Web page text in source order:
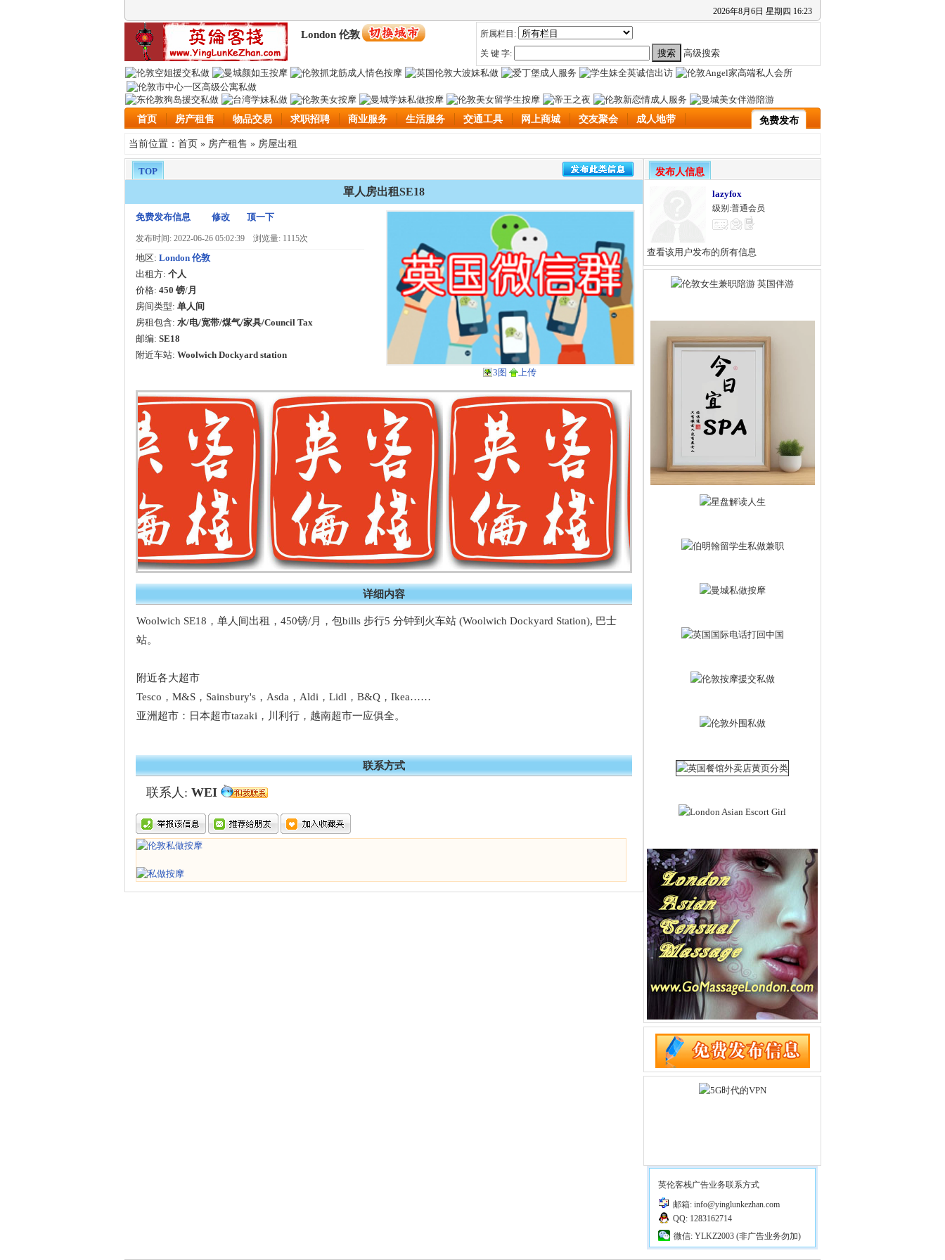
2026年8月 6日 星期四 16:23
London 伦敦
所属栏目:
关 键 字:
高级搜索
首页 房产租售 物品交易 求职招聘 商业服务 生活服务 交通工具 网上商城 交友聚会 成人地带 免费发布
当前位置： 首页 » 房产租售 » 房屋出租
TOP
單人房出租SE18
免费发布信息 修改 顶一下
发布时间: 2022-06-26 05:02:39 浏览量: 1115次
地区: London 伦敦
出租方: 个人
价格: 450 镑/月
房间类型: 单人间
房租包含: 水/电/宽带/煤气/家具/Council Tax
邮编: SE18
附近车站: Woolwich Dockyard station
3图
上传
详细内容
Woolwich SE18，单人间出租，450镑/月，包bills 步行5 分钟到火车站 (Woolwich Dockyard Station), 巴士
站。
附近各大超市
Tesco，M&S，Sainsbury's，Asda，Aldi，Lidl，B&Q，Ikea……
亚洲超市：日本超市tazaki，川利行，越南超市一应俱全。
联系方式
联系人: WEI
发布人信息
lazyfox
级别:普通会员
查看该用户发布的所有信息
英伦客栈广告业务联系方式
邮箱: info@yinglunkezhan.com
QQ: 1283162714
微信: YLKZ2003 (非广告业务勿加)